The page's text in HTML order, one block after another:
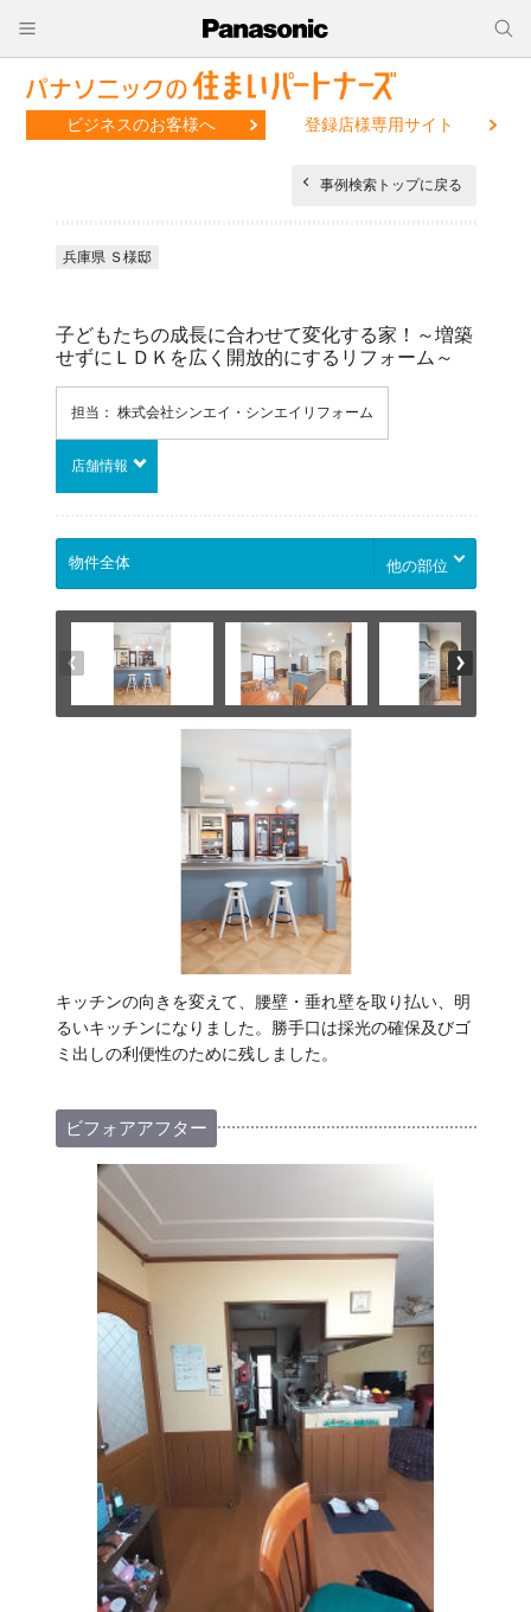
ビジネスのお客様へ 登録店様専用サイト
事例検索トップに戻る
兵庫県 Ｓ様邸
子どもたちの成長に合わせて変化する家！～増築
せずにＬＤＫを広く開放的にするリフォーム～
担当： 株式会社シンエイ・シンエイリフォーム
店舗情報
他の部位
キッチンの向きを変えて、腰壁・垂れ壁を取り払い、明
るいキッチンになりました。勝手口は採光の確保及びゴ
ミ出しの利便性のために残しました。
ビフォアアフター